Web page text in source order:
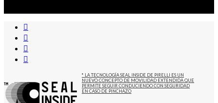
* LA TECNOLOGÍA SEAL INSIDE DE PIRELLI ES UN
NUEVO CONCEPTO DE MOVILIDAD EXTENDIDA QUE
PERMITE SEGUIR CONDUCIENDO CON SEGURIDAD
EN CASO DE PINCHAZO